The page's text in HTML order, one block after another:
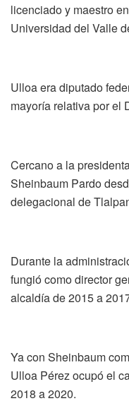
licenciado y maestro
Universidad del Valle
Ulloa era diputado
mayoría relativa por el
Cercano a la
Sheinbaum Pardo
delegacional de
Durante la
fungió como director
alcaldía de 2015 a
Ya con Sheinbaum
Ulloa Pérez ocupó el
2018 a 2020.